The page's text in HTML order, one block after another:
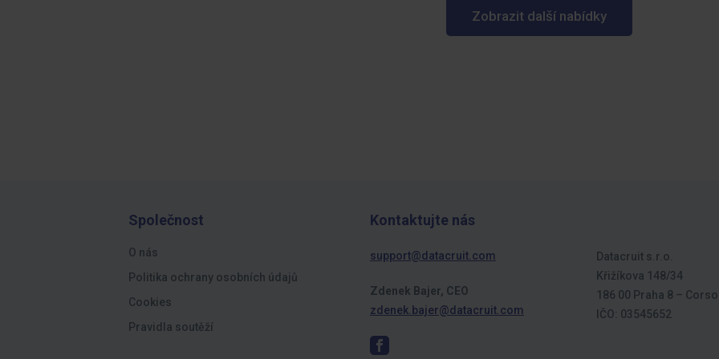
Zobrazit další nabídky
Společnost
O nás
Politika ochrany osobních údajů
Cookies
Pravidla soutěží
Kontaktujte nás
support@datacruit.com
Zdenek Bajer, CEO
zdenek.bajer@datacruit.com
Datacruit s.r.o.
Křižíkova 148/34
186 00 Praha 8 –
IČO: 03545652